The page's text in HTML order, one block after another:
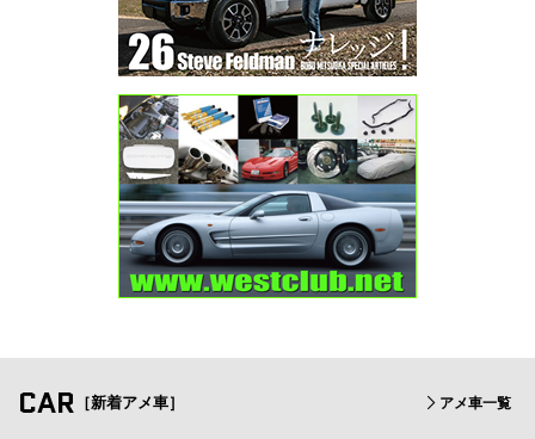
CAR ［新着アメ車］ アメ車一覧